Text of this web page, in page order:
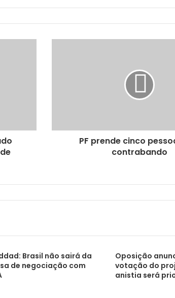
para reavaliação de pessoas com
que vai regularizar 17 mil
PF prende cinco
contrabando
Brasil não sairá da
de negociação com
Oposição
votação do
anistia será